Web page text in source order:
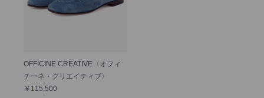
OFFICINE CREATIVE〈オフィ
チーネ・クリエイティブ〉
￥115,500